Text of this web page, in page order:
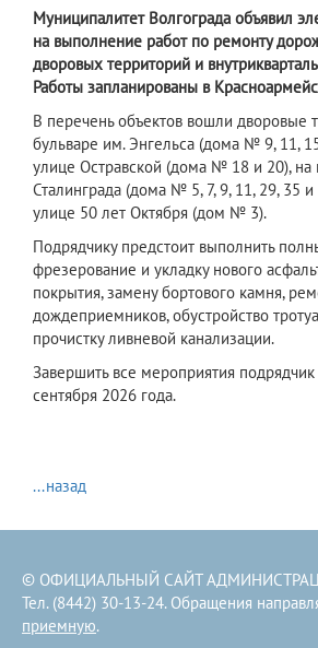
Муниципалитет Волгограда объявил
на выполнение работ по ремонту
дворовых территорий и
Работы запланированы в
​В перечень объектов вошли дворовые
бульваре им. Энгельса (дома № 9, 11,
улице Остравской (дома № 18 и 20), на
Сталинграда (дома № 5, 7, 9, 11, 29, 35 и
улице 50 лет Октября (дом № 3).
Подрядчику предстоит выполнить
фрезерование и укладку нового
покрытия, замену бортового камня,
дождеприемников, обустройство
прочистку ливневой канализации.
Завершить все мероприятия
сентября 2026 года.
...назад
© ОФИЦИАЛЬНЫЙ САЙТ
Тел. (8442) 30-13-24. Обращения
приемную.